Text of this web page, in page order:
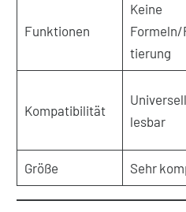
Funktionen
Keine
Formeln/
tierung
Kompatibilität
Universell
lesbar
Größe Sehr